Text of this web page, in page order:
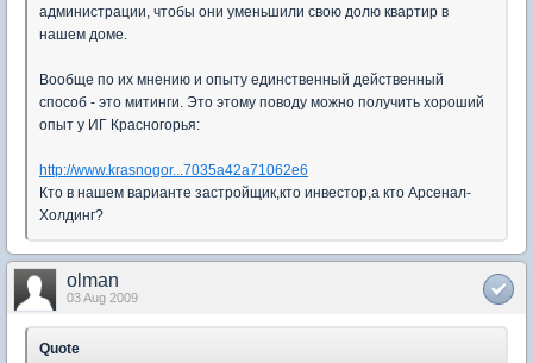
администрации, чтобы они уменьшили свою долю квартир в
нашем доме.
Вообще по их мнению и опыту единственный действенный
способ - это митинги. Это этому поводу можно получить хороший
опыт у ИГ Красногорья:
http://www.krasnogor...7035a42a71062e6
Кто в нашем варианте застройщик,кто инвестор,а кто Арсенал-
Холдинг?
olman
03 Aug 2009
Quote